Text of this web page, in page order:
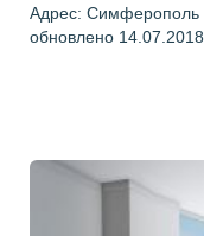
Адрес: Симферополь
обновлено 14.07.2018